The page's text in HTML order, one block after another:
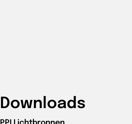
Downloads
PPI Lichtbronnen